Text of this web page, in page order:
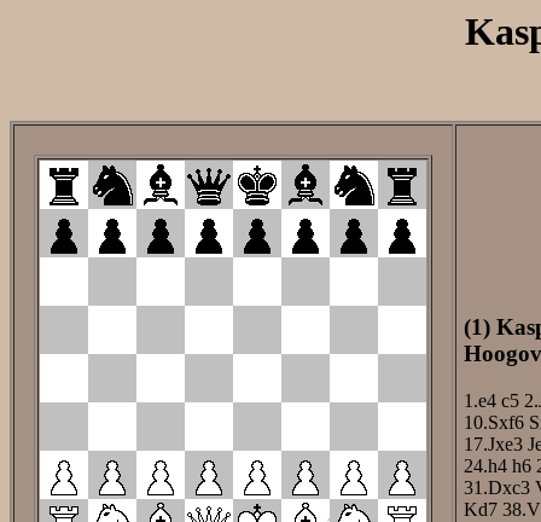
(1)
1.e4 c5
10.Sxf6
17.Jxe3
24.h4 h6
31.Dxc3
Kd7